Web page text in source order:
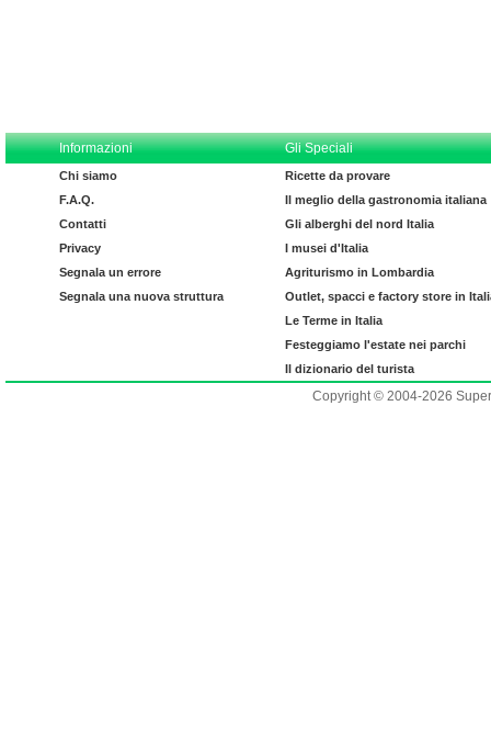
Informazioni Gli Speciali
Chi siamo
F.A.Q.
Contatti
Privacy
Segnala un errore
Segnala una nuova struttura
Ricette da provare
Il meglio della gastronomia italiana
Gli alberghi del nord Italia
I musei d'Italia
Agriturismo in Lombardia
Outlet, spacci e factory store in
Le Terme in Italia
Festeggiamo l'estate nei parchi
Il dizionario del turista
Copyright © 2004-2026